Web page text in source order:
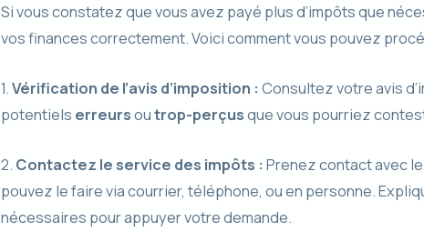
Si vous constatez que vous avez payé plus d’impôts que
vos finances correctement. Voici comment vous pouvez
1.Vérification de l’avis d’imposition : Consultez votre avis
potentiels erreursoutrop-perçusque vous pourriez
2. Contactez le service des impôts : Prenez contact avec
pouvez le faire via courrier, téléphone, ou en personne.
nécessaires pour appuyer votre demande.